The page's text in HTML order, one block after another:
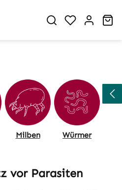
Du hast 0
Milben Würmer
vor Parasiten